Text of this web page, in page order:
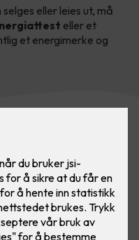
eller leies ut, må
eller et
et energimerke og